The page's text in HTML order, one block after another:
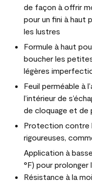
de façon à offrir
pour un fini à haut
les lustres
Formule à haut
boucher les
légères
Feuil perméable à
l’intérieur de
de cloquage et de
Protection contre
rigoureuses,
Application à
°F) pour prolonger
Résistance à la